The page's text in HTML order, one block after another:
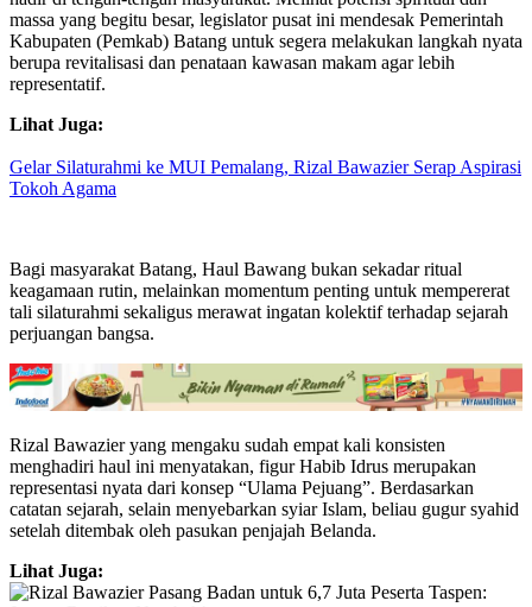
massa yang begitu besar, legislator pusat ini mendesak Pemerintah
Kabupaten (Pemkab) Batang untuk segera melakukan langkah nyata
berupa revitalisasi dan penataan kawasan makam agar lebih
representatif.
Lihat Juga:
Gelar Silaturahmi ke MUI Pemalang, Rizal Bawazier Serap Aspirasi
Tokoh Agama
Bagi masyarakat Batang, Haul Bawang bukan sekadar ritual
keagamaan rutin, melainkan momentum penting untuk mempererat
tali silaturahmi sekaligus merawat ingatan kolektif terhadap sejarah
perjuangan bangsa.
Rizal Bawazier yang mengaku sudah empat kali konsisten
menghadiri haul ini menyatakan, figur Habib Idrus merupakan
representasi nyata dari konsep “Ulama Pejuang”. Berdasarkan
catatan sejarah, selain menyebarkan syiar Islam, beliau gugur syahid
setelah ditembak oleh pasukan penjajah Belanda.
Lihat Juga: